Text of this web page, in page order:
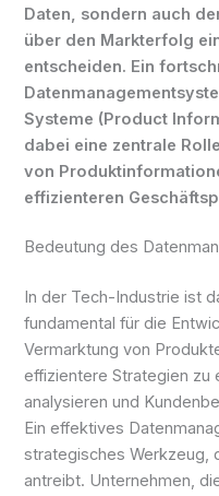
Daten, sondern auch
über den Markterfolg
entscheiden. Ein
Systeme (Product
dabei eine zentrale
von
effizienteren
Bedeutung des
In der Tech-Industrie ist
fundamental für die
Vermarktung von
effizientere Strategien zu
analysieren und
Ein effektives
strategisches Werkzeug,
antreibt. Unternehmen,